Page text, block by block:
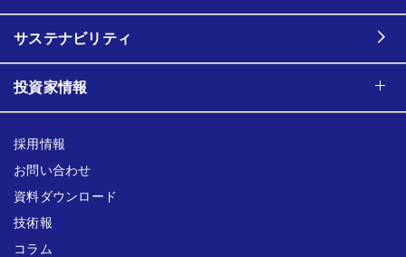
サステナビリティ
投資家情報
採用情報
お問い合わせ
資料ダウンロード
技術報
コラム